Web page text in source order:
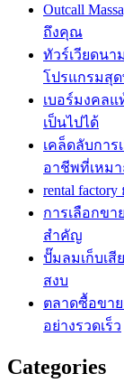
Outcall
ถึงคุณ
ทัวร์เวียดน
โปรแกรมสุด
เบอร์มงคลแ
เป็นไปได้
เคล็ดลับกา
อาชีพที่เหม
rental
การเลือกขา
สำคัญ
ปั๊มลมเก็บเสี
สงบ
ตลาดซื้อขา
อย่างรวดเร็ว
Categories